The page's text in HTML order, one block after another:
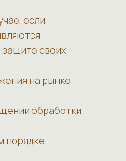
если
своих
на рынке
обработки
порядке